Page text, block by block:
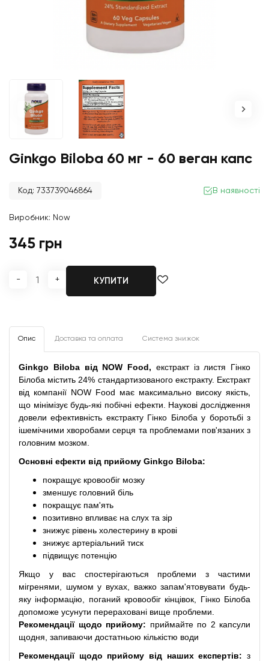
Ginkgo Biloba 60 мг - 60 веган капс
Код: 733739046864 В наявності
Виробник: Now
345 грн
- + КУПИТИ
Опис Доставка та оплата Система знижок
Ginkgo Biloba від NOW Food, екстракт із листя Гінко
Білоба містить 24% стандартизованого екстракту. Екстракт
від компанії NOW Food має максимально високу якість,
що мінімізує будь-які побічні ефекти. Наукові дослідження
довели ефективність екстракту Гінко Білоба у боротьбі з
ішемічними хворобами серця та проблемами пов'язаних з
головним мозком.
Основні ефекти від прийому Ginkgo Biloba:
покращує кровообіг мозку
зменшує головний біль
покращує пам'ять
позитивно впливає на слух та зір
знижує рівень холестерину в крові
знижує артеріальний тиск
підвищує потенцію
Якщо у вас спостерігаються проблеми з частими
мігренями, шумом у вухах, важко запам'ятовувати будь-
яку інформацію, поганий кровообіг кінцівок, Гінко Білоба
допоможе усунути перераховані вище проблеми.
Рекомендації щодо прийому: приймайте по 2 капсули
щодня, запиваючи достатньою кількістю води
Рекомендації щодо прийому від наших експертів: з